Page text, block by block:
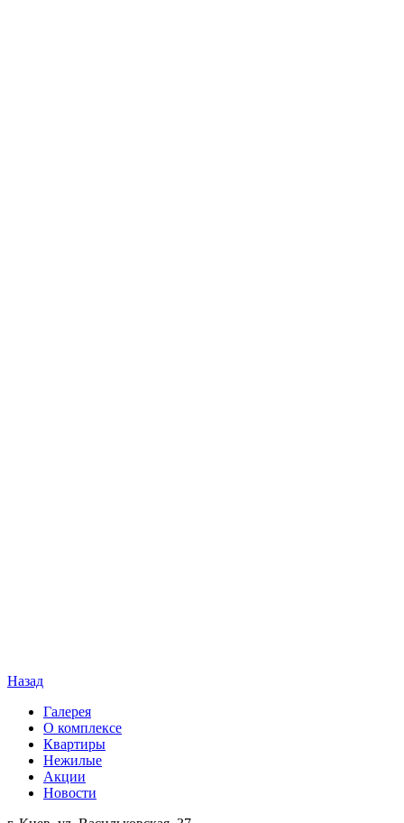
Назад
Галерея
О комплексе
Квартиры
Нежилые
Акции
Новости